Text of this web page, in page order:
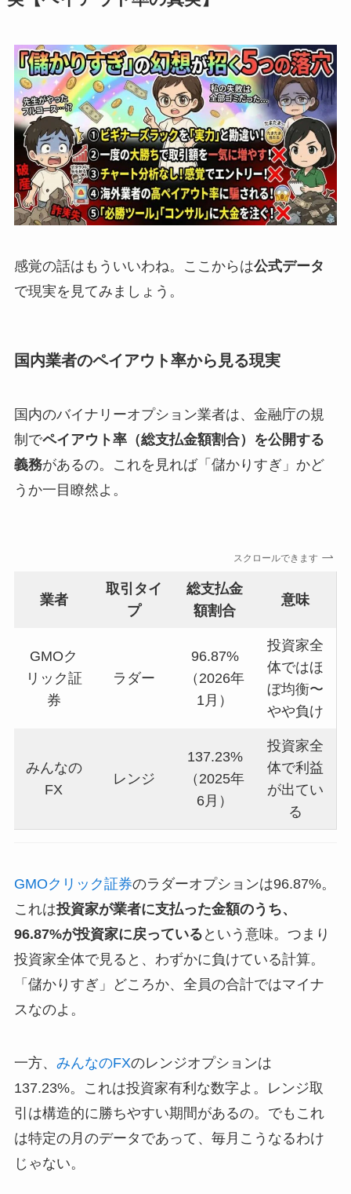
感覚の話はもういいわね。ここからは公式データ
で現実を見てみましょう。
国内業者のペイアウト率から見る現実
国内のバイナリーオプション業者は、金融庁の規
制でペイアウト率（総支払金額割合）を公開する
義務があるの。これを見れば「儲かりすぎ」かど
うか一目瞭然よ。
スクロールできます
業者
取引タイ
プ
総支払金
額割合
意味
GMOク
リック証
券
ラダー
96.87%
（2026年
1月）
投資家全
体ではほ
ぼ均衡〜
やや負け
みんなの
FX
レンジ
137.23%
（2025年
6月）
投資家全
体で利益
が出てい
る
GMOクリック証券のラダーオプションは96.87%。
これは投資家が業者に支払った金額のうち、
96.87%が投資家に戻っている という意味。つまり
投資家全体で見ると、わずかに負けている計算。
「儲かりすぎ」どころか、全員の合計ではマイナ
スなのよ。
一方、 みんなのFXのレンジオプションは
137.23%。これは投資家有利な数字よ。レンジ取
引は構造的に勝ちやすい期間があるの。でもこれ
は特定の月のデータであって、毎月こうなるわけ
じゃない。